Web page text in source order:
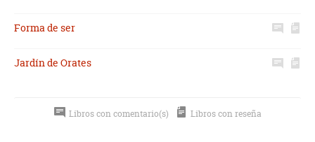
Forma de ser
Jardín de Orates
Libros con comentario(s) Libros con reseña